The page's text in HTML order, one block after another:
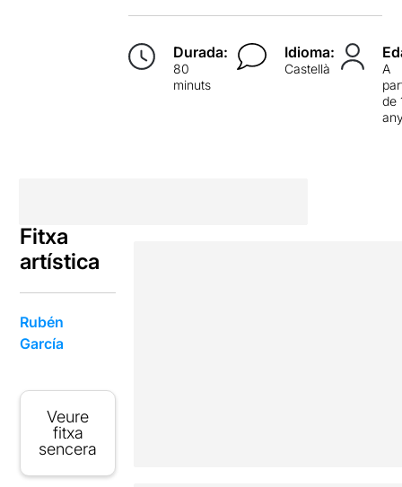
Durada:
80
minuts
Idioma:
Castellà
A
de
Fitxa
artística
Rubén
García
Veure
fitxa
sencera